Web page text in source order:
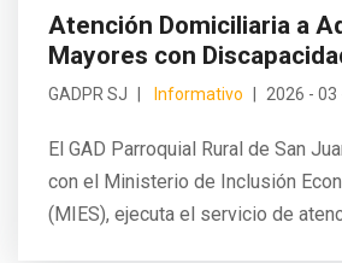
Atención Domiciliaria a
Mayores con
GADPR SJ Informativo 2026 - 03
El GAD Parroquial Rural de San
con el Ministerio de Inclusión
(MIES), ejecuta el servicio de